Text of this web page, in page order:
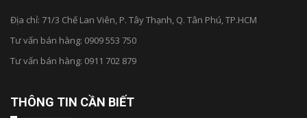
Địa chỉ: 71/3 Chế Lan Viên, P. Tây Thạnh, Q. Tân Phú, TP.HCM
Tư vấn bán hàng: 0909 553 750
Tư vấn bán hàng: 0911 702 879
THÔNG TIN CẦN BIẾT